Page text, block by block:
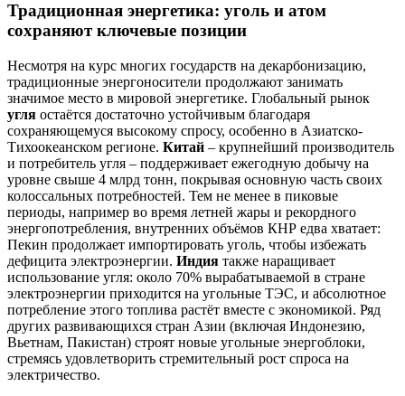
Традиционная энергетика: уголь и атом
сохраняют ключевые позиции
Несмотря на курс многих государств на декарбонизацию,
традиционные энергоносители продолжают занимать
значимое место в мировой энергетике. Глобальный рынок
угля остаётся достаточно устойчивым благодаря
сохраняющемуся высокому спросу, особенно в Азиатско-
Тихоокеанском регионе. Китай – крупнейший производитель
и потребитель угля – поддерживает ежегодную добычу на
уровне свыше 4 млрд тонн, покрывая основную часть своих
колоссальных потребностей. Тем не менее в пиковые
периоды, например во время летней жары и рекордного
энергопотребления, внутренних объёмов КНР едва хватает:
Пекин продолжает импортировать уголь, чтобы избежать
дефицита электроэнергии. Индия также наращивает
использование угля: около 70% вырабатываемой в стране
электроэнергии приходится на угольные ТЭС, и абсолютное
потребление этого топлива растёт вместе с экономикой. Ряд
других развивающихся стран Азии (включая Индонезию,
Вьетнам, Пакистан) строят новые угольные энергоблоки,
стремясь удовлетворить стремительный рост спроса на
электричество.